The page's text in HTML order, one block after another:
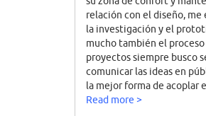
relación con el diseño, me
la investigación y el
mucho también el
proyectos siempre busco
comunicar las ideas en
la mejor forma de acoplar
concepto. Compito solo
Read more >